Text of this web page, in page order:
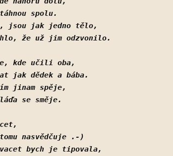
spolu.
jsou jak jedno tělo,
že už jim odzvonilo.
kde učili oba,
jak dědek a bába.
jinam spěje,
se směje.
nasvědčuje .-)
bych je tipovala,